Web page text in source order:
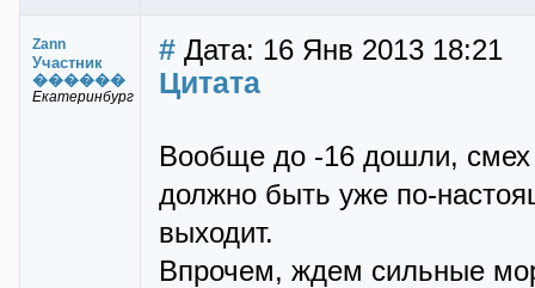
Zann
Участник
������
Екатеринбург
# Дата: 16 Янв 2013 18:21
Цитата
Вообще до -16 дошли, смех
должно быть уже по-
выходит.
Впрочем, ждем сильные